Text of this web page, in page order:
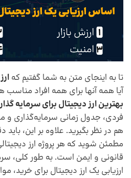
تا به اینجای متن به شما گفتیم که
آیا همه آنها برای همه افراد
بهترین ارز دیجیتال برای سرمایه
فردی، جدول زمانی سرمایه‌گذاری
هم در نظر بگیرید. علاوه بر این، باید
مطمئن شوید که هر پروژه ارز
قانونی و ایمن است. به طور کلی،
ارزیابی یک ارز دیجیتال برای خرید،